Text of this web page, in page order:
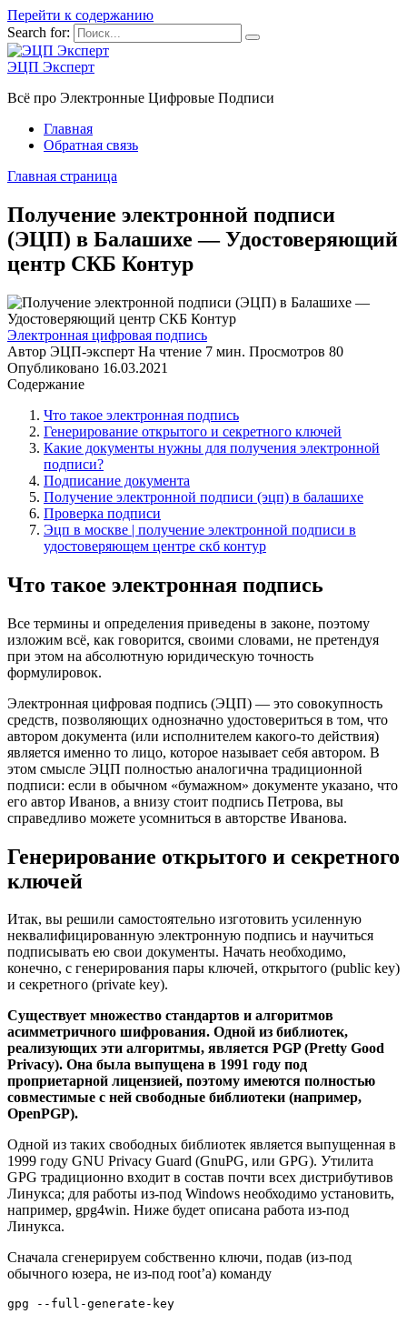
Перейти к содержанию
Search for:
ЭЦП Эксперт
Всё про Электронные Цифровые Подписи
Главная
Обратная связь
Главная страница
Получение электронной подписи
(ЭЦП) в Балашихе — Удостоверяющий
центр СКБ Контур
Электронная цифровая подпись
Автор ЭЦП-эксперт На чтение 7 мин. Просмотров 80
Опубликовано 16.03.2021
Содержание
Что такое электронная подпись
Генерирование открытого и секретного ключей
Какие документы нужны для получения электронной
подписи?
Подписание документа
Получение электронной подписи (эцп) в балашихе
Проверка подписи
Эцп в москве | получение электронной подписи в
удостоверяющем центре скб контур
Что такое электронная подпись
Все термины и определения приведены в законе, поэтому
изложим всё, как говорится, своими словами, не претендуя
при этом на абсолютную юридическую точность
формулировок.
Электронная цифровая подпись (ЭЦП) — это совокупность
средств, позволяющих однозначно удостовериться в том, что
автором документа (или исполнителем какого-то действия)
является именно то лицо, которое называет себя автором. В
этом смысле ЭЦП полностью аналогична традиционной
подписи: если в обычном «бумажном» документе указано, что
его автор Иванов, а внизу стоит подпись Петрова, вы
справедливо можете усомниться в авторстве Иванова.
Генерирование открытого и секретного
ключей
Итак, вы решили самостоятельно изготовить усиленную
неквалифицированную электронную подпись и научиться
подписывать ею свои документы. Начать необходимо,
конечно, с генерирования пары ключей, открытого (public key)
и секретного (private key).
Существует множество стандартов и алгоритмов
асимметричного шифрования. Одной из библиотек,
реализующих эти алгоритмы, является PGP (Pretty Good
Privacy). Она была выпущена в 1991 году под
проприетарной лицензией, поэтому имеются полностью
совместимые с ней свободные библиотеки (например,
OpenPGP).
Одной из таких свободных библиотек является выпущенная в
1999 году GNU Privacy Guard (GnuPG, или GPG). Утилита
GPG традиционно входит в состав почти всех дистрибутивов
Линукса; для работы из-под Windows необходимо установить,
например, gpg4win. Ниже будет описана работа из-под
Линукса.
Сначала сгенерируем собственно ключи, подав (из-под
обычного юзера, не из-под root’а) команду
gpg --full-generate-key